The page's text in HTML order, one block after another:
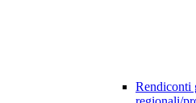
Rendiconti